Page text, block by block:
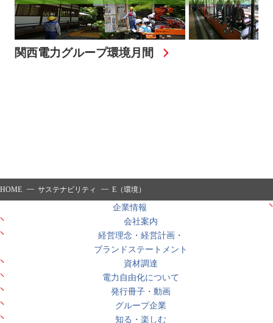
関西電力グループ環境月間
HOME サステナビリティ E（環境）
企業情報
会社案内
経営理念・経営計画・
ブランドステートメント
資材調達
電力自由化について
発行冊子・動画
グループ企業
知る・楽しむ